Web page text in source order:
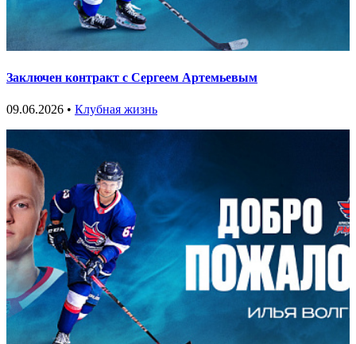
Заключен контракт с Сергеем Артемьевым
09.06.2026 • Клубная жизнь